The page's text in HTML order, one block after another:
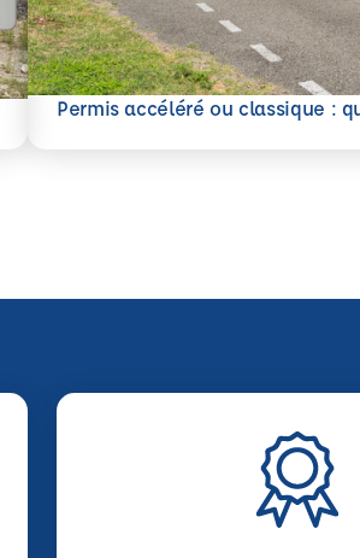
Permis accéléré ou classique :
En savoir plus